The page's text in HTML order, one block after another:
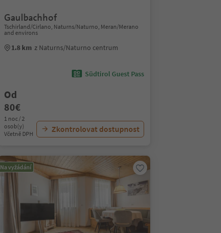
Gaulbachhof
Tschirland/Cirlano, Naturns/Naturno, Meran/Merano
and environs
1.8 km z Naturns/Naturno centrum
Südtirol Guest Pass
Od
80€
1 noc / 2
osob(y)
Včetně DPH
Zkontrolovat dostupnost
Na vyžádání